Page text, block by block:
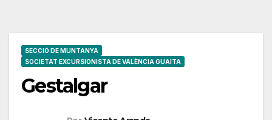
SECCIÓ DE MUNTANYA
SOCIETAT EXCURSIONISTA DE VALÈNCIA GUAITA
Gestalgar